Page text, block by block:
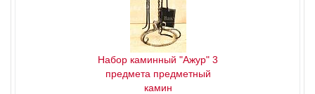
Набор каминный "Ажур" 3
предмета предметный
камин